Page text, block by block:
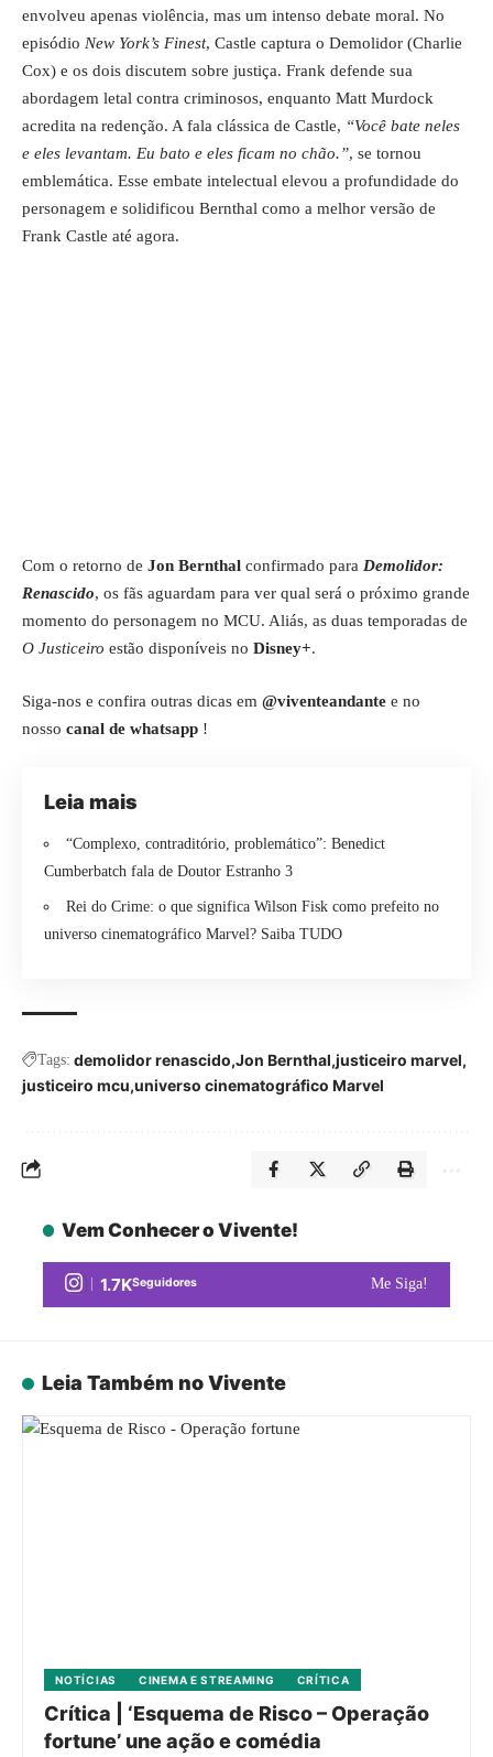
envolveu apenas violência, mas um intenso debate moral. No
episódio New York’s Finest, Castle captura o Demolidor (Charlie
Cox) e os dois discutem sobre justiça. Frank defende sua
abordagem letal contra criminosos, enquanto Matt Murdock
acredita na redenção. A fala clássica de Castle, “Você bate neles
e eles levantam. Eu bato e eles ficam no chão.”, se tornou
emblemática. Esse embate intelectual elevou a profundidade do
personagem e solidificou Bernthal como a melhor versão de
Frank Castle até agora.
Com o retorno de Jon Bernthal confirmado para Demolidor:
Renascido, os fãs aguardam para ver qual será o próximo grande
momento do personagem no MCU. Aliás, as duas temporadas de
O Justiceiro estão disponíveis no Disney+.
Siga-nos e confira outras dicas em @viventeandante e no
nosso canal de whatsapp !
Leia mais
“Complexo, contraditório, problemático”: Benedict
Cumberbatch fala de Doutor Estranho 3
Rei do Crime: o que significa Wilson Fisk como prefeito no
universo cinematográfico Marvel? Saiba TUDO
Tags: demolidor renascido Jon Bernthal justiceiro marvel
justiceiro mcu universo cinematográfico Marvel
Vem Conhecer o Vivente!
1.7KSeguidores Me Siga!
Leia Também no Vivente
NOTÍCIAS CINEMA E STREAMING CRÍTICA
Crítica | ‘Esquema de Risco – Operação
fortune’ une ação e comédia